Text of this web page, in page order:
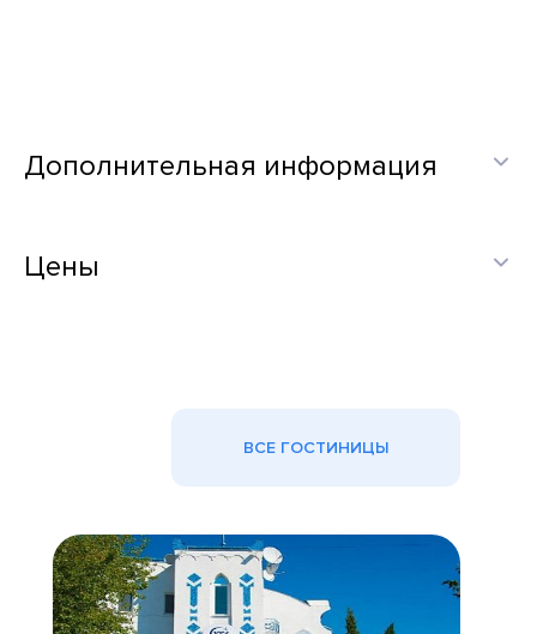
Дополнительная информация
Цены
ВСЕ ГОСТИНИЦЫ